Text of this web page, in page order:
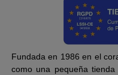
Fundada en 1986 en el
como una pequeña